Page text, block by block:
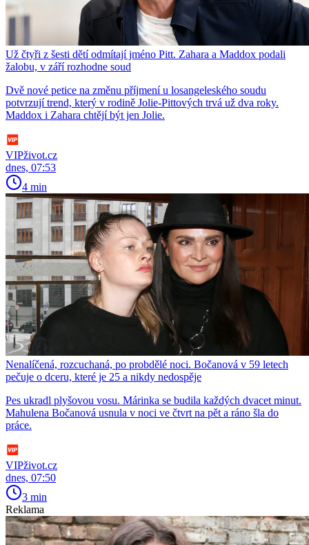
Už čtyři z šesti dětí odmítají jméno Pitt. Zahara a Maddox podali
žalobu, v září rozhodne soud
Dvě nové petice na změnu příjmení u losangeleského soudu
potvrzují trend, který v rodině Jolie-Pittových trvá už dva roky.
Maddox i Zahara chtějí být jen Jolie.
VIPživot.cz
dnes, 07:53
4 min
Nenalíčená, rozcuchaná, po probdělé noci. Bočanová v 59 letech
pečuje o dceru, které je 25 a nikdy nedospěje
Pes ukradl plyšovou vosu. Márinka se budila každých dvacet minut.
Mahulena Bočanová usnula v noci ve čtvrt na pět a ráno šla do
práce.
VIPživot.cz
dnes, 07:50
3 min
Reklama